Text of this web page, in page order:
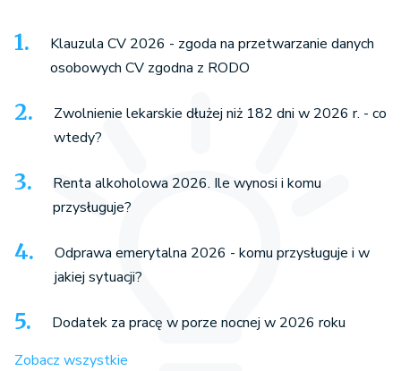
Klauzula CV 2026 - zgoda na przetwarzanie danych
osobowych CV zgodna z RODO
Zwolnienie lekarskie dłużej niż 182 dni w 2026 r. - co
wtedy?
Renta alkoholowa 2026. Ile wynosi i komu
przysługuje?
Odprawa emerytalna 2026 - komu przysługuje i w
jakiej sytuacji?
Dodatek za pracę w porze nocnej w 2026 roku
Zobacz wszystkie